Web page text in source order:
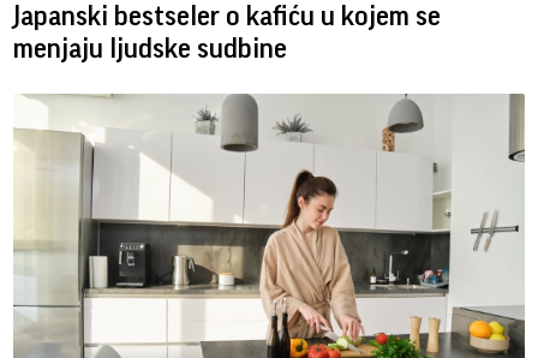
Japanski bestseler o kafiću u kojem se
menjaju ljudske sudbine